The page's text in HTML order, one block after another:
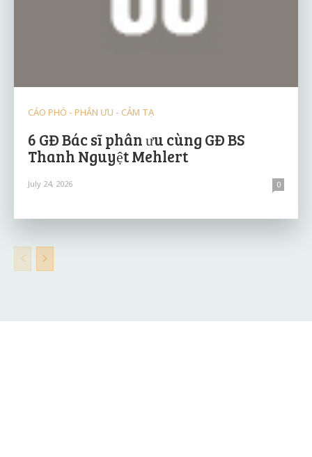
CÁO PHÓ - PHÂN ƯU - CẢM TẠ
6 GĐ Bác sĩ phân ưu cùng GĐ BS
Thanh Nguyệt Mehlert
July 24, 2026 0